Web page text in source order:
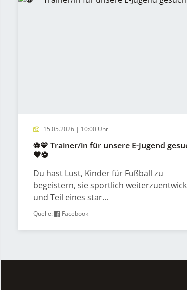
15.05.2026 | 10:00 Uhr
⚽💛 Trainer/in für unsere E-Jugend
🖤⚽
Du hast Lust, Kinder für Fußball zu
begeistern, sie sportlich
und Teil eines star...
Quelle: Facebook